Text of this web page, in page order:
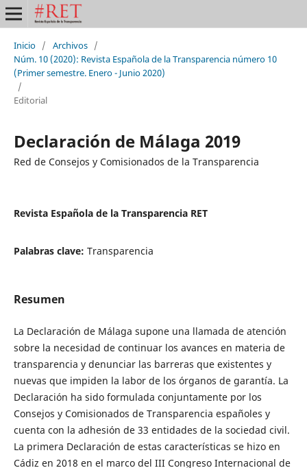
Inicio / Archivos /
Núm. 10 (2020): Revista Española de la Transparencia número 10
(Primer semestre. Enero - Junio 2020)
/
Editorial
Declaración de Málaga 2019
Red de Consejos y Comisionados de la Transparencia
Revista Española de la Transparencia RET
Palabras clave: Transparencia
Resumen
La Declaración de Málaga supone una llamada de atención
sobre la necesidad de continuar los avances en materia de
transparencia y denunciar las barreras que existentes y
nuevas que impiden la labor de los órganos de garantía. La
Declaración ha sido formulada conjuntamente por los
Consejos y Comisionados de Transparencia españoles y
cuenta con la adhesión de 33 entidades de la sociedad civil.
La primera Declaración de estas características se hizo en
Cádiz en 2018 en el marco del III Congreso Internacional de